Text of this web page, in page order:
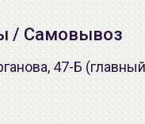
/ Самовывоз
47-Б